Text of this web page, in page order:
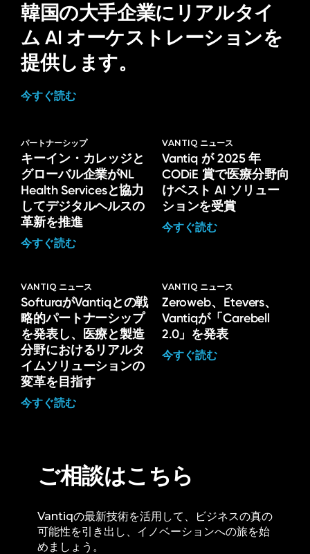
韓国の大手企業にリアルタイ
ム AI オーケストレーションを
提供します。
今すぐ読む
パートナーシップ
キーイン・カレッジと
グローバル企業がNL
Health Servicesと協力
してデジタルヘルスの
革新を推進
今すぐ読む
VANTIQ ニュース
Vantiq が 2025 年
CODiE 賞で医療分野向
けベスト AI ソリュー
ションを受賞
今すぐ読む
VANTIQ ニュース
SofturaがVantiqとの戦
略的パートナーシップ
を発表し、医療と製造
分野におけるリアルタ
イムソリューションの
変革を目指す
今すぐ読む
VANTIQ ニュース
Zeroweb、Etevers、
Vantiqが「Carebell
2.0」を発表
今すぐ読む
ご相談はこちら
Vantiqの最新技術を活用して、ビジネスの真の
可能性を引き出し、イノベーションへの旅を始
めましょう。